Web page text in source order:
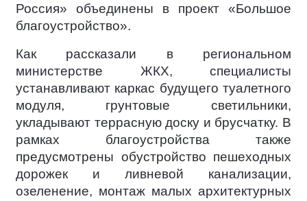
Россия» объединены в проект «Большое
благоустройство».
Как рассказали в региональном
министерстве ЖКХ, специалисты
устанавливают каркас будущего туалетного
модуля, грунтовые светильники,
укладывают террасную доску и брусчатку. В
рамках благоустройства также
предусмотрены обустройство пешеходных
дорожек и ливневой канализации,
озеленение, монтаж малых архитектурных